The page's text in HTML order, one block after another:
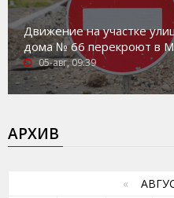
Движение на участке
дома № 66 перекроют в
05-авг, 09:39
АРХИВ
«